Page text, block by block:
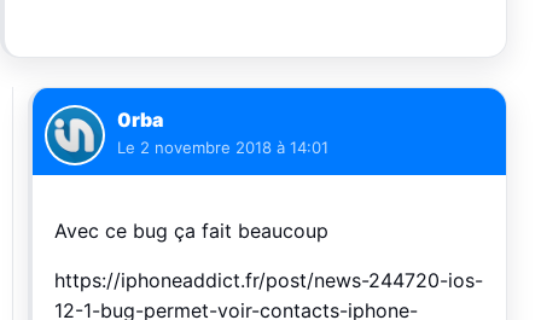
0rba
Le 2 novembre 2018 à 14:01
Avec ce bug ça fait beaucoup
https://iphoneaddict.fr/post/news-244720-ios-
12-1-bug-permet-voir-contacts-iphone-